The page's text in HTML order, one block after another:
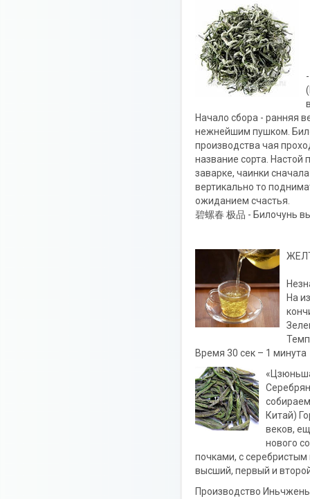
Начало сбора - ранняя
нежнейшим пушком.
производства чая
название сорта.
заварке, чаинки
вертикально то
ожиданием счастья.
碧螺春 极品 - Билочунь
На
Время 30 сек – 1 минута
Китай)
веков,
нового
почками, с серебристым
высший, первый и
Производство